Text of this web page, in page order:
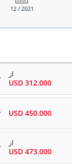
12 / 2021
از
312.000 USD
450.000 USD
از
473.000 USD